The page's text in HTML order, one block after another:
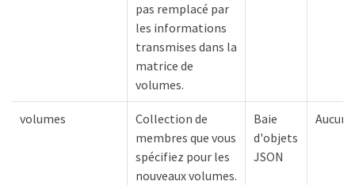
pas remplacé par
les informations
transmises dans la
matrice de
volumes.
volumes
Collection de
membres que vous
spécifiez pour les
nouveaux volumes.
Baie
d'objets
JSON
Aucune